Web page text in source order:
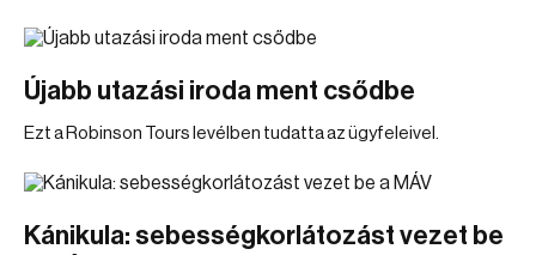
Újabb utazási iroda ment csődbe
Ezt a Robinson Tours levélben tudatta az ügyfeleivel.
Kánikula: sebességkorlátozást vezet be